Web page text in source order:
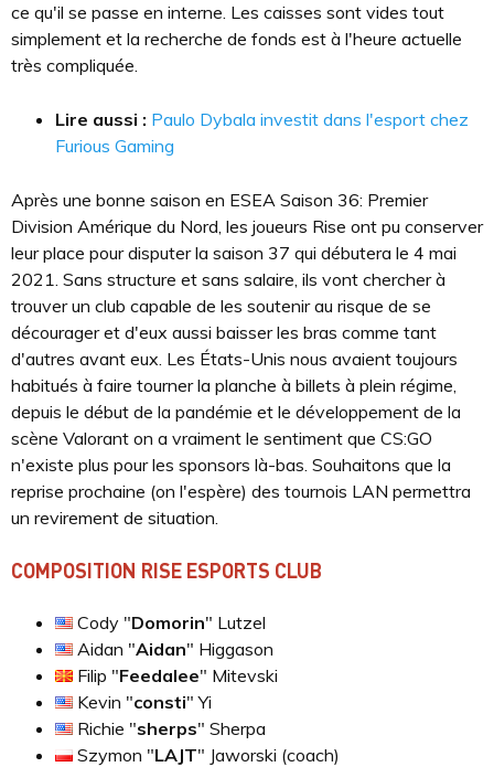
ce qu'il se passe en interne. Les caisses sont vides tout
simplement et la recherche de fonds est à l'heure actuelle
très compliquée.
Lire aussi : Paulo Dybala investit dans l'esport chez
Furious Gaming
Après une bonne saison en ESEA Saison 36: Premier
Division Amérique du Nord, les joueurs Rise ont pu conserver
leur place pour disputer la saison 37 qui débutera le 4 mai
2021. Sans structure et sans salaire, ils vont chercher à
trouver un club capable de les soutenir au risque de se
décourager et d'eux aussi baisser les bras comme tant
d'autres avant eux. Les États-Unis nous avaient toujours
habitués à faire tourner la planche à billets à plein régime,
depuis le début de la pandémie et le développement de la
scène Valorant on a vraiment le sentiment que CS:GO
n'existe plus pour les sponsors là-bas. Souhaitons que la
reprise prochaine (on l'espère) des tournois LAN permettra
un revirement de situation.
COMPOSITION RISE ESPORTS CLUB
Cody "Domorin" Lutzel
Aidan "Aidan" Higgason
Filip "Feedalee" Mitevski
Kevin "consti" Yi
Richie "sherps" Sherpa
Szymon "LAJT" Jaworski (coach)